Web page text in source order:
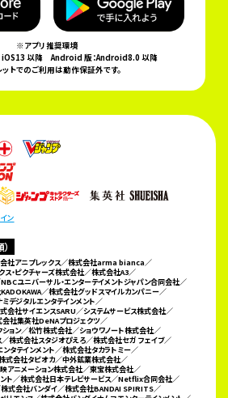
※アプリ推奨環境
iOS13 以降Android 版：Android8.0 以降
トでのご利用は動作保証外です。
ン
社アニプレックス／株式会社arma bianca／
ス・ピクチャーズ株式会社／株式会社A3／
NBCユニバーサル・エンターテイメントジャパン合同会社／
／株式会社グッドスマイルカンパニー／
デジタルエンタテインメント／
会社サイエンスSARU／システムサービス株式会社／
会社集英社DeNAプロジェクツ／
ョン／松竹株式会社／ショウワノート株式会社／
／株式会社スタジオぴえろ／株式会社セガ フェイブ／
タテインメント／株式会社タカラトミー／
式会社タピオカ／中外鉱業株式会社／
映アニメーション株式会社／東宝株式会社／
ント／株式会社日本テレビサービス／Netflix合同会社／
株式会社バンダイ／株式会社BANDAI SPIRITS／